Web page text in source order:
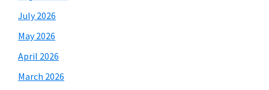
July 2026
May 2026
April 2026
March 2026